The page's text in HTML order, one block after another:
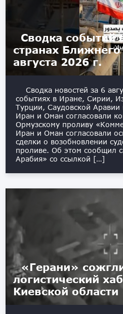
Сводка событий
странах Ближнего
августа 2026 г.
Сводка новостей за 6
событиях в Иране, Сирии,
Турции, Саудовской
Иран и Оман согласовали
Ормузскому проливу
Иран и Оман согласовали
сделки о возобновлении
проливе. Об этом сообщил
Арабия» со ссылкой […]
«Герани»
логистический
Киевской области